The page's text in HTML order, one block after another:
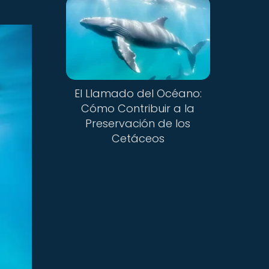
El Llamado del Océano:
Cómo Contribuir a la
Preservación de los
Cetáceos